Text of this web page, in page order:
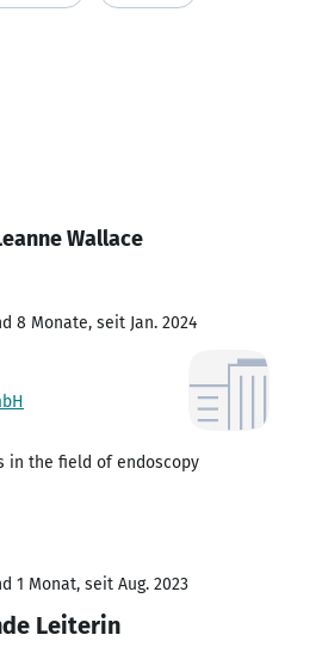
Wallace
8 Monate, seit Jan. 2024
in the field of endoscopy
1 Monat, seit Aug. 2023
Leiterin